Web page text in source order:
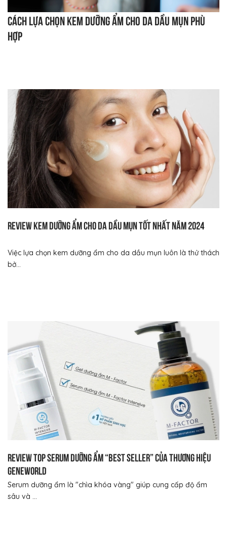
Cách lựa chọn kem dưỡng ẩm cho da dầu mụn phù
hợp
Review kem dưỡng ẩm cho da dầu mụn tốt nhất năm 2024
Việc lựa chọn kem dưỡng ẩm cho da dầu mụn luôn là thử thách
bở...
Review top serum dưỡng ẩm “best seller” của thương hiệu
Geneworld
Serum dưỡng ẩm là "chìa khóa vàng" giúp cung cấp độ ẩm
sâu và ...